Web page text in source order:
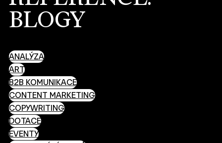
BLOGY
ANALÝZA
ART
B2B KOMUNIKACE
CONTENT MARKETING
COPYWRITING
DOTACE
EVENTY